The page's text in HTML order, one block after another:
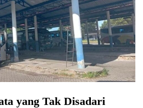
yang Tak Disadari